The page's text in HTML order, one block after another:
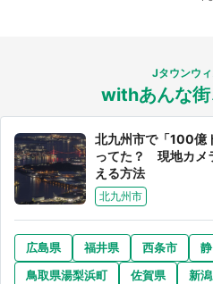
Jタウンウ
withあんな
北九州市で「100億
ってた？ 現地カメ
える方法
北九州市
広島県 福井県 西条市
鳥取県湯梨浜町
佐賀県 新